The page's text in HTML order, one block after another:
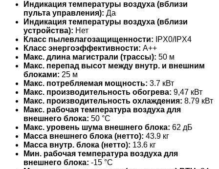
Индикация температуры воздуха (вблизи
пульта управления): Да
Индикация температуры воздуха (вблизи
устройства): Нет
Класс пылевлагозащищенности: IPX0/IPX4
Класс энергоэффективности: A++
Макс. длина магистрали (трассы): 50 м
Макс. перепад высот между внутр. и внешним
блоками: 25 м
Макс. потребляемая мощность: 3.7 кВт
Макс. производительность обогрева: 9,47 кВт
Макс. производительность охлаждения: 8.79 кВт
Макс. рабочая температура воздуха для
внешнего блока: 50 °С
Макс. уровень шума внешнего блока: 62 дБ
Масса внешнего блока (нетто): 43.9 кг
Масса внутр. блока (нетто): 13.6 кг
Мин. рабочая температура воздуха для
внешнего блока: -15 °С